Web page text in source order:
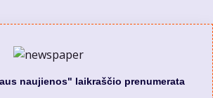
naujienos" laikraščio prenumerata